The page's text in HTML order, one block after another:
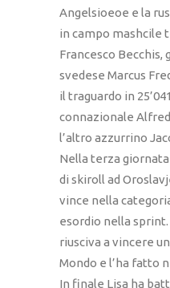
Angelsioeoe e la
in campo mashcile
Francesco Becchis,
svedese Marcus
il traguardo in
connazionale
l’altro azzurrino
Nella terza
di skiroll ad
vince nella
esordio nella sprint.
riusciva a vincere
Mondo e l’ha fatto
In finale Lisa ha